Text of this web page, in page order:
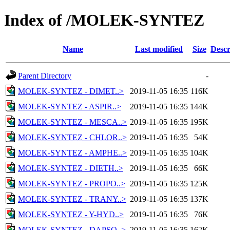
Index of /MOLEK-SYNTEZ
Name Last modified Size
Parent Directory
-
MOLEK-SYNTEZ - DIMET..>
2019-11-05 16:35 116K
MOLEK-SYNTEZ - ASPIR..>
2019-11-05 16:35 144K
MOLEK-SYNTEZ - MESCA..> 2019-11-05 16:35 195K
MOLEK-SYNTEZ - CHLOR..> 2019-11-05 16:35
54K
MOLEK-SYNTEZ - AMPHE..> 2019-11-05 16:35 104K
MOLEK-SYNTEZ - DIETH..>
2019-11-05 16:35
66K
MOLEK-SYNTEZ - PROPO..> 2019-11-05 16:35 125K
MOLEK-SYNTEZ - TRANY..> 2019-11-05 16:35 137K
MOLEK-SYNTEZ - Y-HYD..>
2019-11-05 16:35
76K